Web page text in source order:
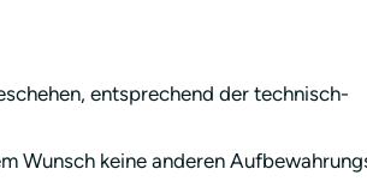
entsprechend der technisch-
Wunsch keine anderen